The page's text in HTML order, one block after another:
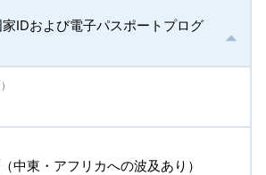
IDおよび電子パスポートプログ
中東・アフリカへの波及あり）